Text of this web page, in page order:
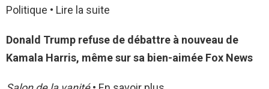
Politique • Lire la suite
Donald Trump refuse de débattre à nouveau de
Kamala Harris, même sur sa bien-aimée Fox News